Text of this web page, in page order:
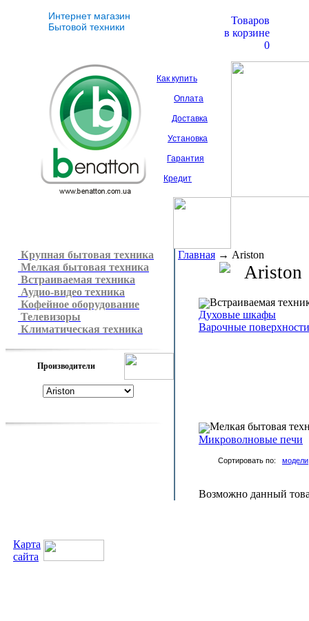
Интернет магазин
Бытовой техники
Товаров
в корзине
0
Как купить
Оплата
Доставка
Установка
Гарантия
Кредит
Крупная бытовая техника
Мелкая бытовая техника
Встраиваемая техника
Аудио-видео техника
Кофейное оборудование
Телевизоры
Климатическая техника
Производители
Главная → Ariston
Ariston
Встраиваемая
Духовые шкафы
Варочные поверхности
Мелкая бытовая
Микроволновые печи
Сортировать по: модели
Возможно данный
Карта
сайта